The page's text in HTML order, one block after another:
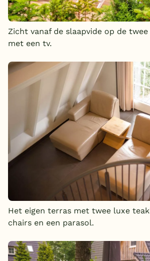
Zicht vanaf de slaapvide op de
met een tv.
Het eigen terras met twee luxe
chairs en een parasol.